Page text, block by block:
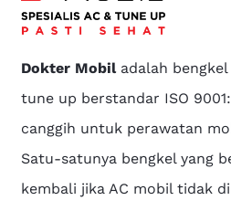
Dokter Mobiladalah bengkel
tune up berstandar ISO
canggih untuk perawatan
Satu-satunya bengkel yang
kembali jika AC mobil tidak